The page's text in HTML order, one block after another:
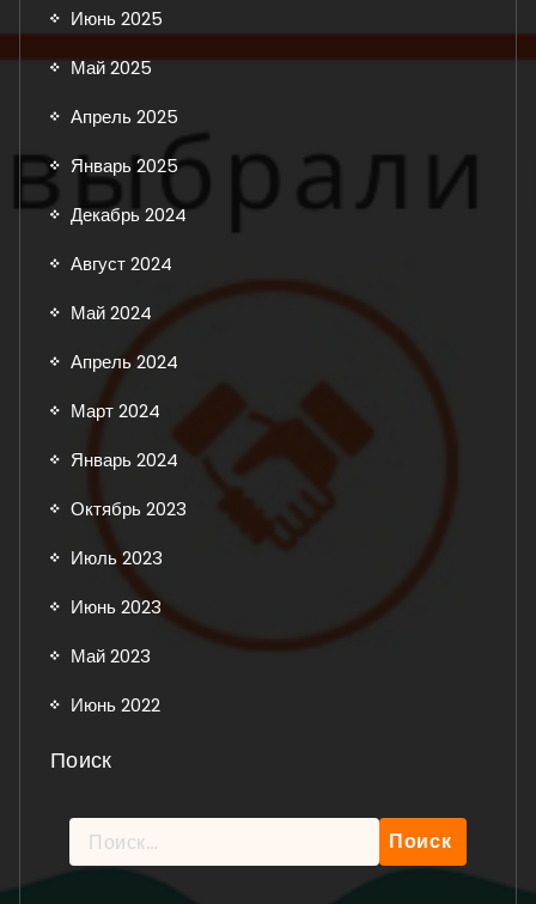
Июнь 2025
Май 2025
Апрель 2025
Январь 2025
Декабрь 2024
Август 2024
Май 2024
Апрель 2024
Март 2024
Январь 2024
Октябрь 2023
Июль 2023
Июнь 2023
Май 2023
Июнь 2022
Поиск
Найти: